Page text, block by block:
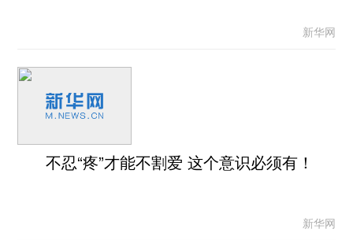
新华网
不忍“疼”才能不割爱 这个意识必须有！
新华网